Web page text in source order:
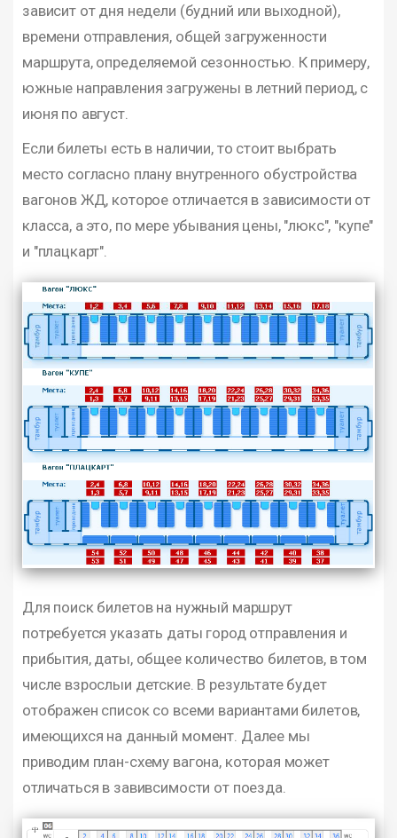
зависит от дня недели (будний или выходной),
времени отправления, общей загруженности
маршрута, определяемой сезонностью. К примеру,
южные направления загружены в летний период, с
июня по август.
Если билеты есть в наличии, то стоит выбрать
место согласно плану внутренного обустройства
вагонов ЖД, которое отличается в зависимости от
класса, а это, по мере убывания цены, "люкс", "купе"
и "плацкарт".
Для поиск билетов на нужный маршрут
потребуется указать даты город отправления и
прибытия, даты, общее количество билетов, в том
числе взрослыи детские. В результате будет
отображен список со всеми вариантами билетов,
имеющихся на данный момент. Далее мы
приводим план-схему вагона, которая может
отличаться в завивсимости от поезда.